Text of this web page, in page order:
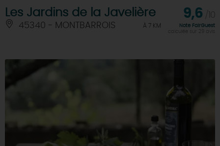
Les Jardins de la Javelière
45340 - MONTBARROIS À 7 KM
9,6
Note FairGuest
calculée sur 29 avis